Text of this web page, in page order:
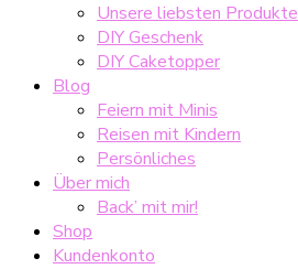
Unsere liebsten Produkte
DIY Geschenk
DIY Caketopper
Blog
Feiern mit Minis
Reisen mit Kindern
Persönliches
Über mich
Back’ mit mir!
Shop
Kundenkonto